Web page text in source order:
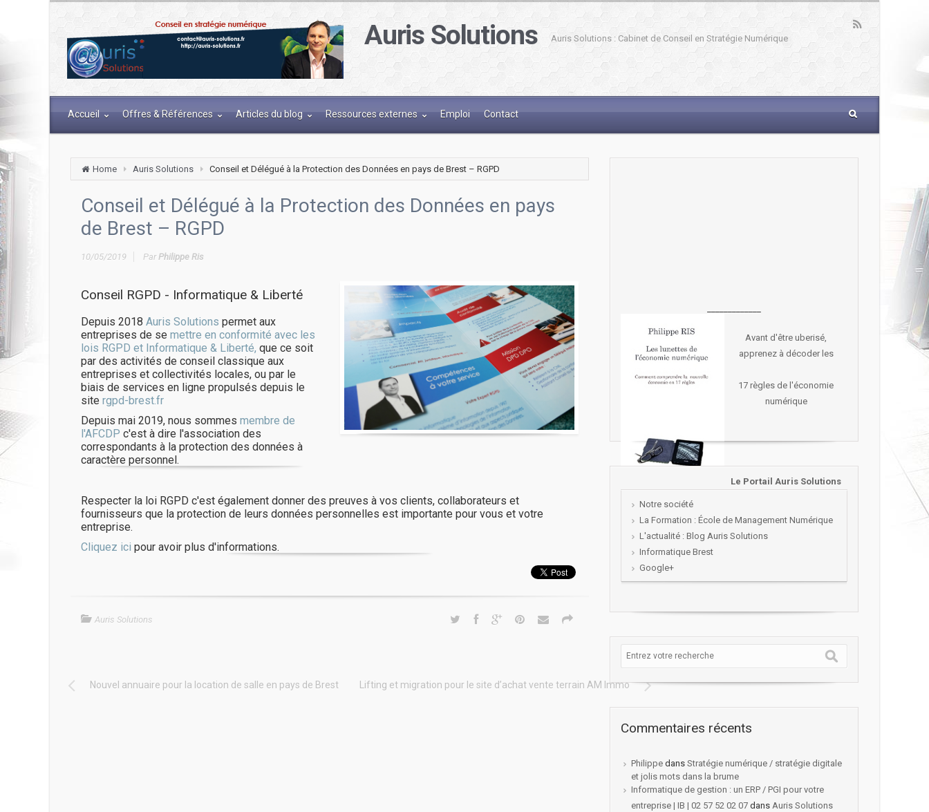
Auris Solutions Auris Solutions : Cabinet de Conseil en Stratégie Numérique
Accueil Offres & Références Articles du blog Ressources externes Emploi Contact
Home Auris Solutions Conseil et Délégué à la Protection des Données en pays de Brest – RGPD
Conseil et Délégué à la Protection des Données en pays
de Brest – RGPD
10/05/2019 Par Philippe Ris
Conseil RGPD - Informatique & Liberté
Depuis 2018 Auris Solutions permet aux
entreprises de se mettre en conformité avec les
lois RGPD et Informatique & Liberté, que ce soit
par des activités de conseil classique aux
entreprises et collectivités locales, ou par le
biais de services en ligne propulsés depuis le
site rgpd-brest.fr
Depuis mai 2019, nous sommes membre de
l'AFCDP c'est à dire l'association des
correspondants à la protection des données à
caractère personnel.
Respecter la loi RGPD c'est également donner des preuves à vos clients, collaborateurs et
fournisseurs que la protection de leurs données personnelles est importante pour vous et votre
entreprise.
Cliquez ici pour avoir plus d'informations.
Auris Solutions
Nouvel annuaire pour la location de salle en pays de Brest Lifting et migration pour le site d’achat vente terrain AM Immo
Avant d'être uberisé,
apprenez à décoder les
17 règles de l'économie
numérique
Le Portail Auris Solutions
Notre société
La Formation : École de Management Numérique
L'actualité : Blog Auris Solutions
Informatique Brest
Google+
Commentaires récents
Philippe dans Stratégie numérique / stratégie digitale
et jolis mots dans la brume
Informatique de gestion : un ERP / PGI pour votre
entreprise | IB | 02 57 52 02 07 dans Auris Solutions